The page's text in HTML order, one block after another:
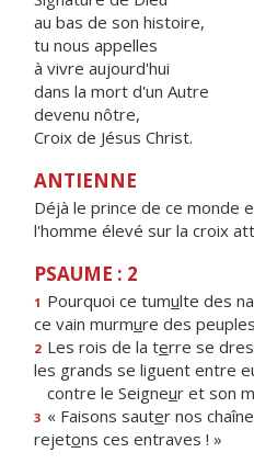
au bas de son histoire,
tu nous appelles
à vivre aujourd'hui
dans la mort d'un Autre
devenu nôtre,
Croix de Jésus Christ.
ANTIENNE
Déjà le prince de ce monde
l'homme élevé sur la croix
PSAUME : 2
1 Pourquoi ce tumulte des
ce vain murmure des
2 Les rois de la terre se
les grands se liguent entre
contre le Seigneur et son
3 « Faisons sauter nos
rejetons ces entraves ! »